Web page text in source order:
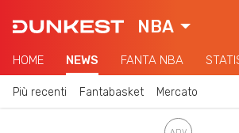
NBA
HOME NEWS FANTA NBA
Più recenti Fantabasket Mercato